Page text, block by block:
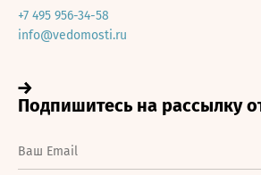
+7 495 956-34-58
info@vedomosti.ru